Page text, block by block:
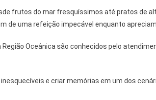
frutos do mar fresquíssimos até pratos de
uma refeição impecável enquanto
Oceânica são conhecidos pelo
e criar memórias em um dos